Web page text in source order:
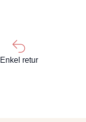
Enkel retur